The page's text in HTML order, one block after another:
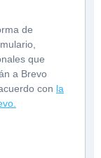
de
que
a Brevo
con la